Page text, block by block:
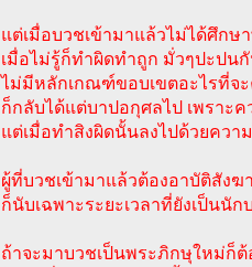
แต่เมื่อบวชเข้ามาแล้วไม่ได้ศึก
เมื่อไม่รู้ก็ทำผิดทำถูก มั่วๆปะปน
ไม่มีหลักเกณฑ์ขอบเขตอะไรที่จ
ก็กลับได้แต่บาปอกุศลไป เพราะ
แต่เมื่อทำสิงผิดนั้นลงไปด้วยควา
ผู้ที่บวชเข้ามาแล้วต้องอาบัติสังฆ
ก็นับเฉพาะระยะเวลาที่ยังเป็นนั
ถ้าจะมาบวชเป็นพระภิกษุใหม่ก็